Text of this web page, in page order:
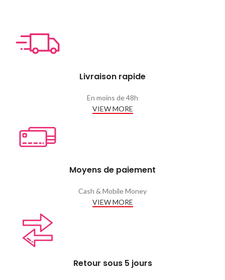
Livraison rapide
En moins de 48h
VIEW MORE
Moyens de paiement
Cash & Mobile Money
VIEW MORE
Retour sous 5 jours